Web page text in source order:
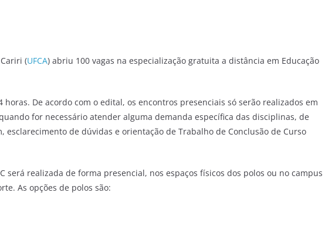
(UFCA) abriu 100 vagas na especialização gratuita a distância em Educação
horas. De acordo com o edital, os encontros presenciais só serão realizados em
for necessário atender alguma demanda específica das disciplinas, de
esclarecimento de dúvidas e orientação de Trabalho de Conclusão de Curso
será realizada de forma presencial, nos espaços físicos dos polos ou no campus
As opções de polos são: